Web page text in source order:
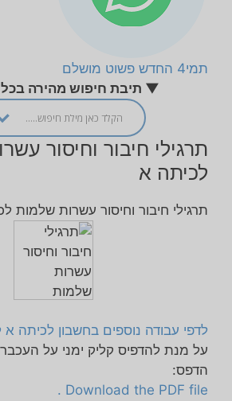
תמי4 החדש פשוט מושלם
▼ תיבת חיפוש מהירה
תרגילי חיבור וחיסור
לכיתה א
תרגילי חיבור וחיסור עשרות שלמות
לדפי עבודה נוספים בחשבון לכיתה א
על מנת להדפיס קליק ימני על
הדפס:
Download the PDF file .